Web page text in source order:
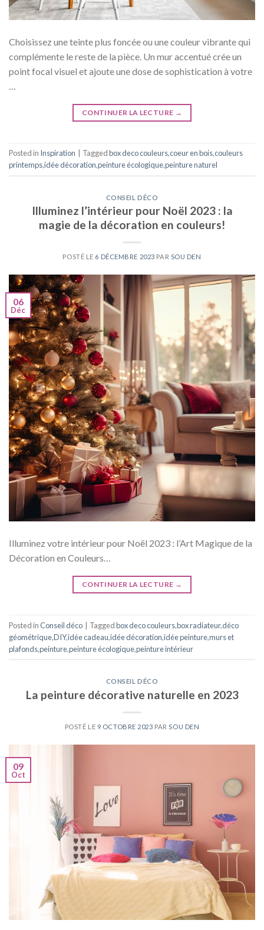
Choisissez une teinte plus foncée ou une couleur vibrante qui
complémente le reste de la pièce. Un mur accentué crée un
point focal visuel et ajoute une dose de sophistication à votre
CONTINUER LA LECTURE →
Posted in Inspiration Taggedbox deco couleurs,coeur en bois,couleurs
printemps,idée décoration,peinture écologique,peinture naturel
CONSEIL DÉCO
Illuminez l’intérieur pour Noël 2023 : la
magie de la décoration en couleurs!
POSTÉ LE 6 DÉCEMBRE 2023 PAR SOU DEN
06
Déc
Illuminez votre intérieur pour Noël 2023 : l’Art Magique de la
Décoration en Couleurs…
CONTINUER LA LECTURE →
Posted inConseil déco Taggedbox deco couleurs,box radiateur,déco
géométrique,DIY,idée cadeau,idée décoration,idée peinture,murs et
plafonds,peinture,peinture écologique,peinture intérieur
CONSEIL DÉCO
La peinture décorative naturelle en 2023
POSTÉ LE 9 OCTOBRE 2023 PARSOU DEN
09
Oct